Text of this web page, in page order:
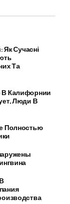
Як Сучасні
Та
В Калифорнии
Люди В
Полностью